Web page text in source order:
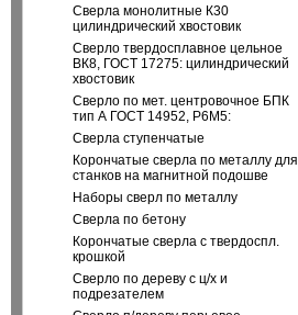
Сверла монолитные К30
цилиндрический хвостовик
Сверло твердосплавное цельное
ВК8, ГОСТ 17275: цилиндрический
хвостовик
Сверло по мет. центровочное БПК
тип А ГОСТ 14952, Р6М5:
Сверла ступенчатые
Корончатые сверла по металлу для
станков на магнитной подошве
Наборы сверл по металлу
Сверла по бетону
Корончатые сверла с твердоспл.
крошкой
Сверло по дереву с ц/х и
подрезателем